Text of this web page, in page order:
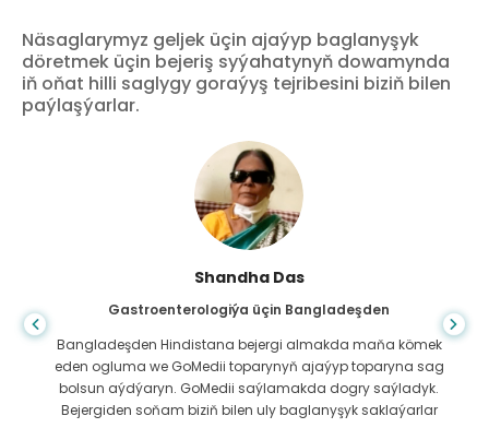
Näsaglarymyz geljek üçin ajaýyp baglanyşyk
döretmek üçin bejeriş syýahatynyň dowamynda
iň oňat hilli saglygy goraýyş tejribesini biziň bilen
paýlaşýarlar.
Shandha Das
Gastroenterologiýa üçin Bangladeşden
Bangladeşden Hindistana bejergi almakda maňa kömek
eden ogluma we GoMedii toparynyň ajaýyp toparyna sag
bolsun aýdýaryn. GoMedii saýlamakda dogry saýladyk.
Bejergiden soňam biziň bilen uly baglanyşyk saklaýarlar